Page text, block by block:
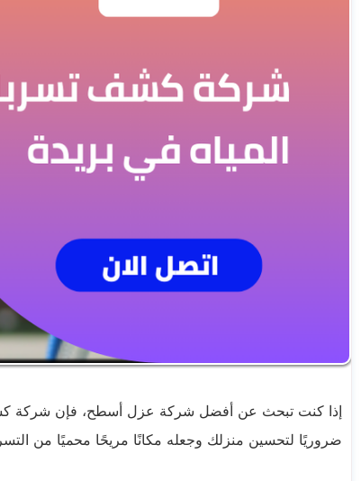
إذا كنت تبحث عن أفضل شركة عزل أسطح، فإن شركة كشف
ضروريًا لتحسين منزلك وجعله مكانًا مريحًا محميًا من